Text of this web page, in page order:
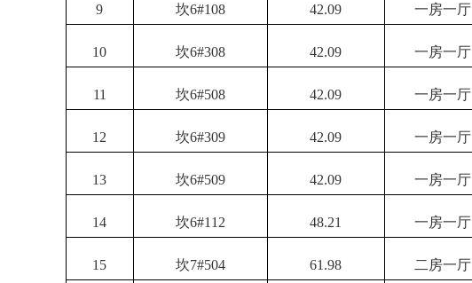
9 坎6#108 42.09 一房一厅
10 坎6#308 42.09 一房一厅
11 坎6#508 42.09 一房一厅
12 坎6#309 42.09 一房一厅
13 坎6#509 42.09 一房一厅
14 坎6#112 48.21 一房一厅
15 坎7#504 61.98 二房一厅